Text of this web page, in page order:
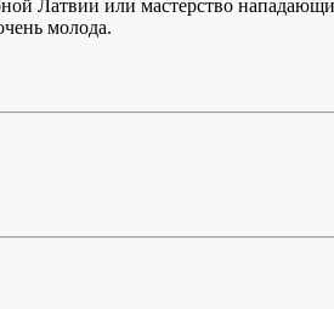
Латвии или мастерство
молода.